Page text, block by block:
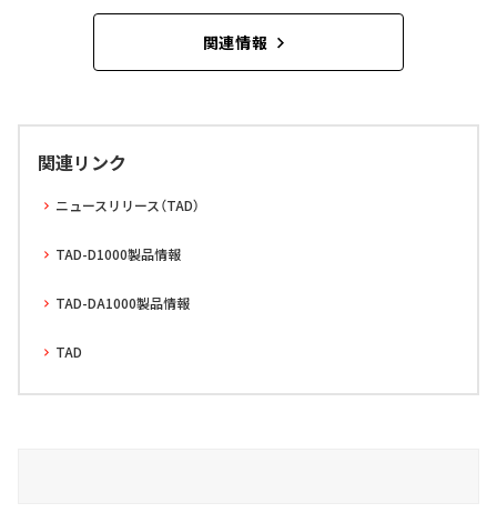
関連情報
関連リンク
ニュースリリース（TAD）
TAD-D1000製品情報
TAD-DA1000製品情報
TAD